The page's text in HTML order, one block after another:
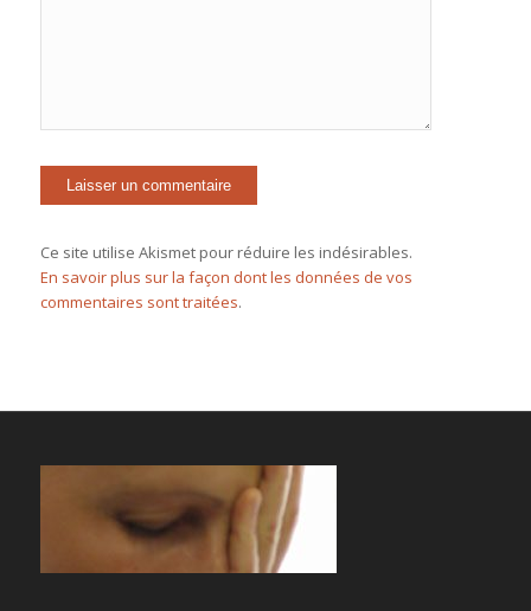
Ce site utilise Akismet pour réduire les indésirables.
En savoir plus sur la façon dont les données de vos
commentaires sont traitées.